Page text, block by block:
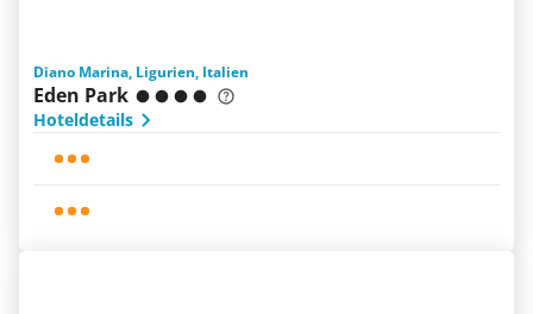
Diano Marina, Ligurien, Italien
Eden Park
Hoteldetails